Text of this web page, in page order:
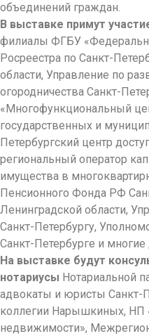
объединений граждан.
В выставке примут
филиалы ФГБУ
Росреестра по Санкт-
области, Управление по
огородничества Санкт-
«Многофункциональный
государственных и
Петербургский центр
региональный оператор
имущества в
Пенсионного Фонда РФ
Ленинградской области,
Санкт-Петербургу,
Санкт-Петербурге и многие
На выставке будут
нотариусы Нотариальной
адвокаты и юристы Санкт-
коллегии Нарышкиных, НП
недвижимости»,